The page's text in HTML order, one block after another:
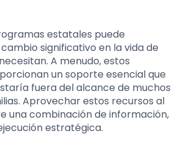
estatales puede
significativo en la vida de
A menudo, estos
un soporte esencial que
fuera del alcance de muchos
Aprovechar estos recursos al
una combinación de información,
estratégica.